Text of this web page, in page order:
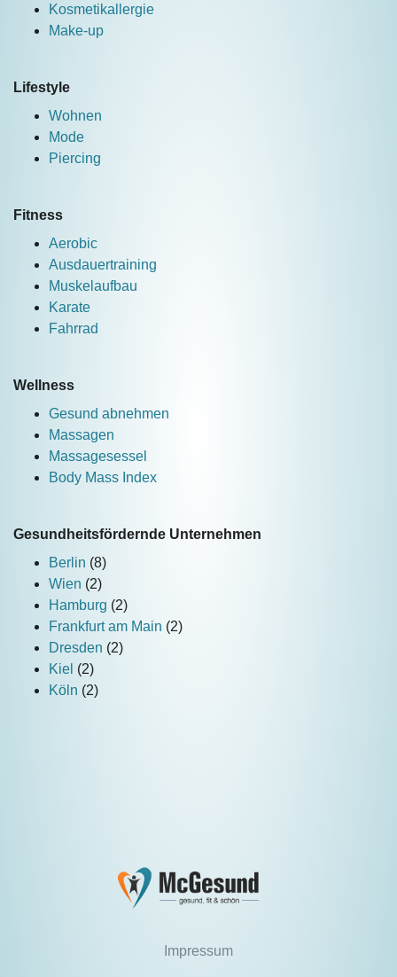
Kosmetikallergie
Make-up
Lifestyle
Wohnen
Mode
Piercing
Fitness
Aerobic
Ausdauertraining
Muskelaufbau
Karate
Fahrrad
Wellness
Gesund abnehmen
Massagen
Massagesessel
Body Mass Index
Gesundheitsfördernde Unternehmen
Berlin (8)
Wien (2)
Hamburg (2)
Frankfurt am Main (2)
Dresden (2)
Kiel (2)
Köln (2)
Impressum